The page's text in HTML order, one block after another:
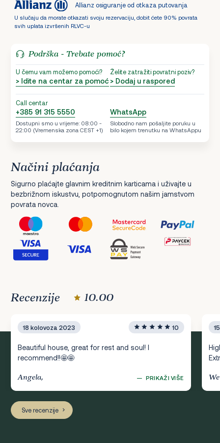
Allianz osiguranje od otkaza putovanja
U slučaju da morate otkazati svoju rezervaciju, dobit ćete 90% povrata
svih uplata izvršenih RLVC-u
Podrška - Trebate pomoć?
U čemu vam možemo pomoći?
> Idite na centar za pomoć
Želite zatražiti povratni poziv?
> Dodaj u raspored
Call centar
+385 91 315 5550
Dostupni smo u vrijeme: 08:00 -
22:00 (Vremenska zona CEST +1)
WhatsApp
Slobodno nam pošaljite poruku u
bilo kojem trenutku na WhatsAppu
Načini plaćanja
Sigurno plaćajte glavnim kreditnim karticama i uživajte u
bezbrižnom iskustvu, potpomognutom našim jamstvom
povrata novca.
Recenzije 10.00
18 kolovoza 2023 10
Beautiful house, great for rest and soul! I
recommend!!🤩🤩
Angela, — PRIKAŽI VIŠE
Sve recenzije